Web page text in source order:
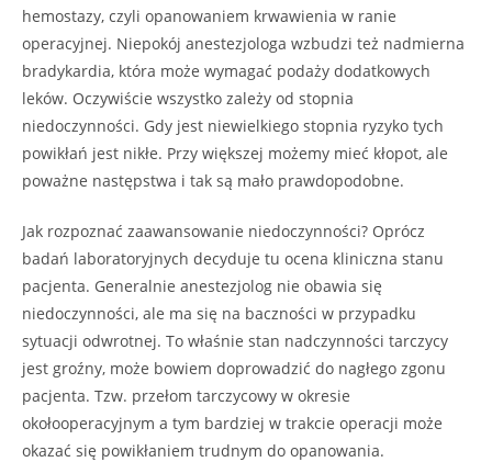
hemostazy, czyli opanowaniem krwawienia w ranie
operacyjnej. Niepokój anestezjologa wzbudzi też nadmierna
bradykardia, która może wymagać podaży dodatkowych
leków. Oczywiście wszystko zależy od stopnia
niedoczynności. Gdy jest niewielkiego stopnia ryzyko tych
powikłań jest nikłe. Przy większej możemy mieć kłopot, ale
poważne następstwa i tak są mało prawdopodobne.
Jak rozpoznać zaawansowanie niedoczynności? Oprócz
badań laboratoryjnych decyduje tu ocena kliniczna stanu
pacjenta. Generalnie anestezjolog nie obawia się
niedoczynności, ale ma się na baczności w przypadku
sytuacji odwrotnej. To właśnie stan nadczynności tarczycy
jest groźny, może bowiem doprowadzić do nagłego zgonu
pacjenta. Tzw. przełom tarczycowy w okresie
okołooperacyjnym a tym bardziej w trakcie operacji może
okazać się powikłaniem trudnym do opanowania.